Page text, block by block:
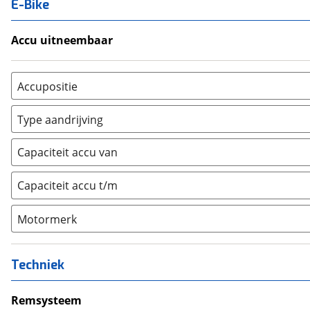
E-Bike
Accu uitneembaar
Nee, vast (0)
Accupositie
Bagagedrager (0)
Frame (0 )
Vloer (0
Achterbank (0)
Kofferbak (0)
Overig (0)
Type aandrijving
Achterwiel (0)
Trapas
Voorwiel
Capaciteit accu van
Capaciteit accu t/m
Motormerk
Bosch (0)
Yamaha
Stromer (0)
Giant (0)
Techniek
Remsysteem